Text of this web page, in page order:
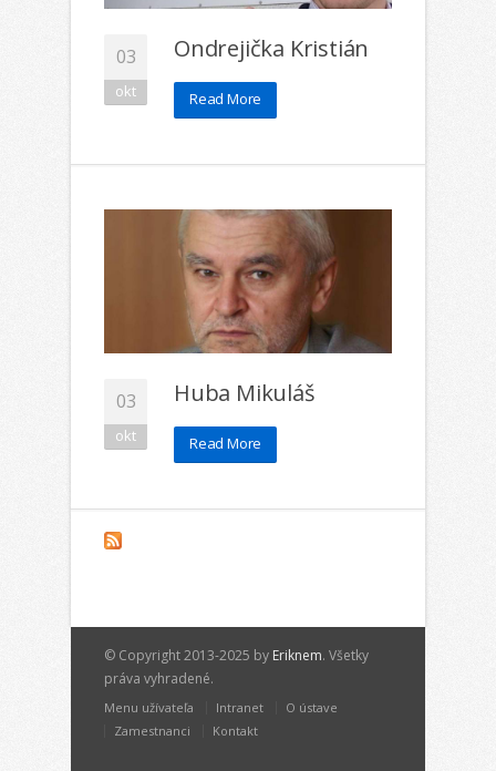
03
okt
Ondrejička Kristián
Read More
03
okt
Huba Mikuláš
Read More
© Copyright 2013-2025 by Eriknem. Všetky
práva vyhradené.
Menu užívateľa Intranet
O ústave
Zamestnanci
Kontakt